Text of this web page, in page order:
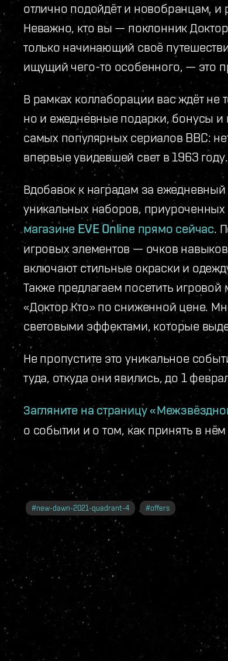
отлично подойдёт и новобранцам, и
Неважно, кто вы — поклонник
только начинающий своё
ищущий чего-то особенного, — это
В рамках коллаборации вас ждёт не
но и ежедневные подарки, бонусы
самых популярных сериалов BBC:
впервые увидевшей свет в 1963 году.
Вдобавок к наградам за
уникальных наборов,
магазине EVE Online прямо сейчас.
игровых элементов — очков
включают стильные окраски и
Также предлагаем посетить
«Доктор Кто» по сниженной цене.
световыми эффектами, которые
Не пропустите это уникальное
туда, откуда они явились, до 1
Загляните на страницу
о событии и о том, как принять в нём
#new-dawn-2021-quadrant-4 #offers